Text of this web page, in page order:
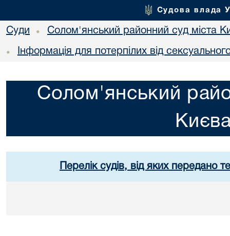
Судова влада
Суди • Солом'янський районний суд міста
• Інформація для потерпілих від
Солом'янський
Перелік судів, від яких передано